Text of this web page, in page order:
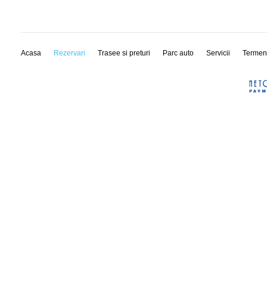
Acasa Rezervari Trasee si preturi Parc auto Servicii